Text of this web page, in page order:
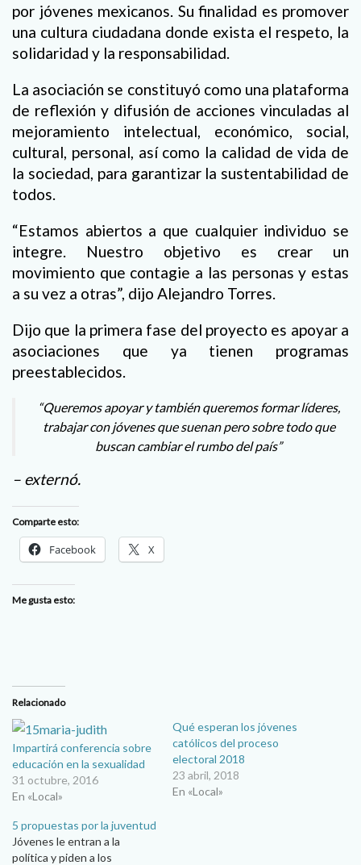
por jóvenes mexicanos. Su finalidad es promover
una cultura ciudadana donde exista el respeto, la
solidaridad y la responsabilidad.
La asociación se constituyó como una plataforma
de reflexión y difusión de acciones vinculadas al
mejoramiento intelectual, económico, social,
cultural, personal, así como la calidad de vida de
la sociedad, para garantizar la sustentabilidad de
todos.
“Estamos abiertos a que cualquier individuo se
integre. Nuestro objetivo es crear un
movimiento que contagie a las personas y estas
a su vez a otras”, dijo Alejandro Torres.
Dijo que la primera fase del proyecto es apoyar a
asociaciones que ya tienen programas
preestablecidos.
“Queremos apoyar y también queremos formar líderes,
trabajar con jóvenes que suenan pero sobre todo que
buscan cambiar el rumbo del país”
– externó.
Comparte esto:
Facebook X
Me gusta esto:
Relacionado
Impartirá conferencia sobre
educación en la sexualidad
31 octubre, 2016
En «Local»
Qué esperan los jóvenes
católicos del proceso
electoral 2018
23 abril, 2018
En «Local»
5 propuestas por la juventud
Jóvenes le entran a la
política y piden a los